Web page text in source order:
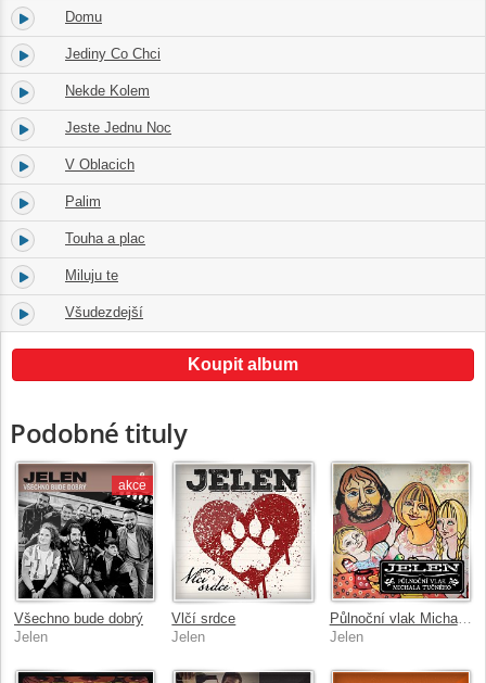
8. Domu
9. Jediny Co Chci
10. Nekde Kolem
11. Jeste Jednu Noc
12. V Oblacich
13. Palim
14. Touha a plac
15. Miluju te
16. Všudezdejší
Koupit album
Podobné tituly
akce
Všechno bude dobrý
Jelen
Vlčí srdce
Jelen
Půlnoční vlak Michala Tučného
Jelen